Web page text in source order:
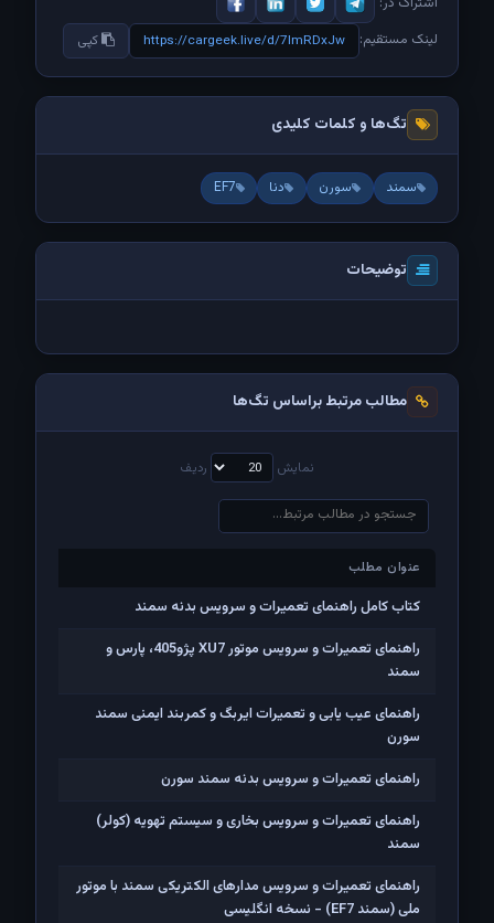
لینک مستقیم: https://cargeek.live/d/7lmRDxJw کپی
تگ‌ها و کلمات کلیدی
سمند سورن دنا EF7
توضیحات
مطالب مرتبط براساس تگ‌ها
نمایش ردیف
عنوان مطلب
عنوان مطلب
کتاب کامل راهنمای تعمیرات و سرویس بدنه سمند
راهنمای تعمیرات و سرویس موتور XU7 پژو405، پارس و
سمند
راهنمای عیب یابی و تعمیرات ایربگ و کمربند ایمنی سمند
سورن
راهنمای تعمیرات و سرویس بدنه سمند سورن
راهنمای تعمیرات و سرویس بخاری و سیستم تهویه (کولر)
سمند
راهنمای تعمیرات و سرویس مدارهای الکتریکی سمند با موتور
ملی (سمند EF7) - نسخه انگلیسی